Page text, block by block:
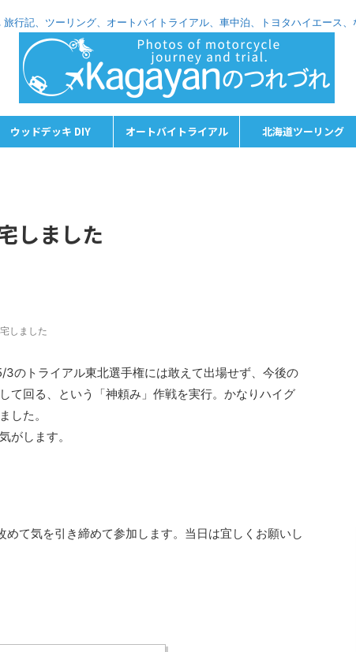
行記、ツーリング、オートバイトライアル、車中泊、トヨタハイエース、
ウッドデッキ DIY オートバイトライアル 北海道ツーリング
しました
しました
のトライアル東北選手権には敢えて出場せず、今後の
て回る、という「神頼み」作戦を実行。かなりハイグ
した。
がします。
て気を引き締めて参加します。当日は宜しくお願いし